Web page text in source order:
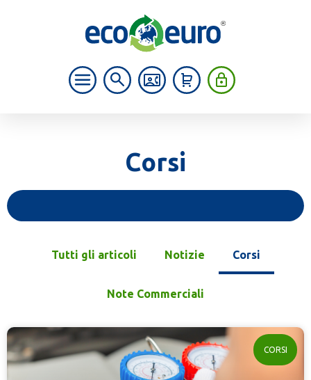
Corsi
Tutti gli articoli Notizie Corsi
Note Commerciali
CORSI